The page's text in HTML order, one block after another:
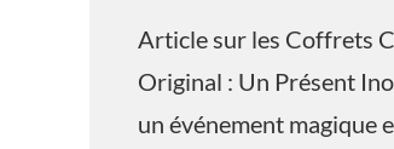
Article sur les Coffrets
Original : Un Présent
un événement magique